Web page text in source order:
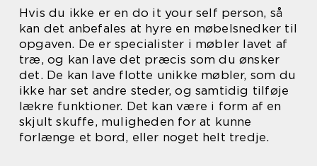
Hvis du ikke er en do it your self person, så
kan det anbefales at hyre en møbelsnedker til
opgaven. De er specialister i møbler lavet af
træ, og kan lave det præcis som du ønsker
det. De kan lave flotte unikke møbler, som du
ikke har set andre steder, og samtidig tilføje
lækre funktioner. Det kan være i form af en
skjult skuffe, muligheden for at kunne
forlænge et bord, eller noget helt tredje.